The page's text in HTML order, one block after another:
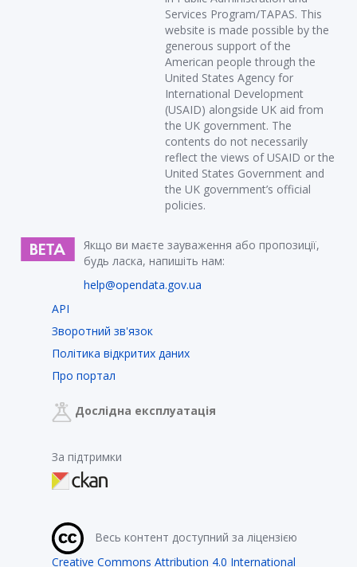
Services Program/TAPAS. This
website is made possible by the
generous support of the
American people through the
United States Agency for
International Development
(USAID) alongside UK aid from
the UK government. The
contents do not necessarily
reflect the views of USAID or the
United States Government and
the UK government’s official
policies.
Якщо ви маєте зауваження або пропозиції,
будь ласка, напишіть нам:
help@opendata.gov.ua
API
Зворотний зв'язок
Політика відкритих даних
Про портал
Дослідна експлуатація
За підтримки
Весь контент доступний за ліцензією
Creative Commons Attribution 4.0 International